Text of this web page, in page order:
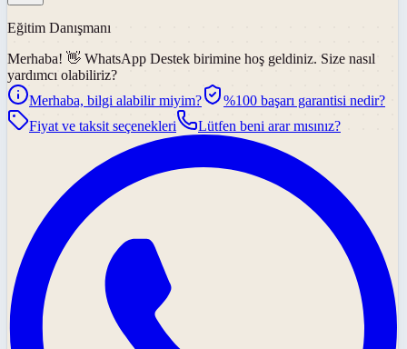
Eğitim Danışmanı
Merhaba! 👋 WhatsApp Destek birimine hoş geldiniz. Size nasıl
yardımcı olabiliriz?
Merhaba, bilgi alabilir miyim?
%100 başarı garantisi nedir?
Fiyat ve taksit seçenekleri
Lütfen beni arar mısınız?